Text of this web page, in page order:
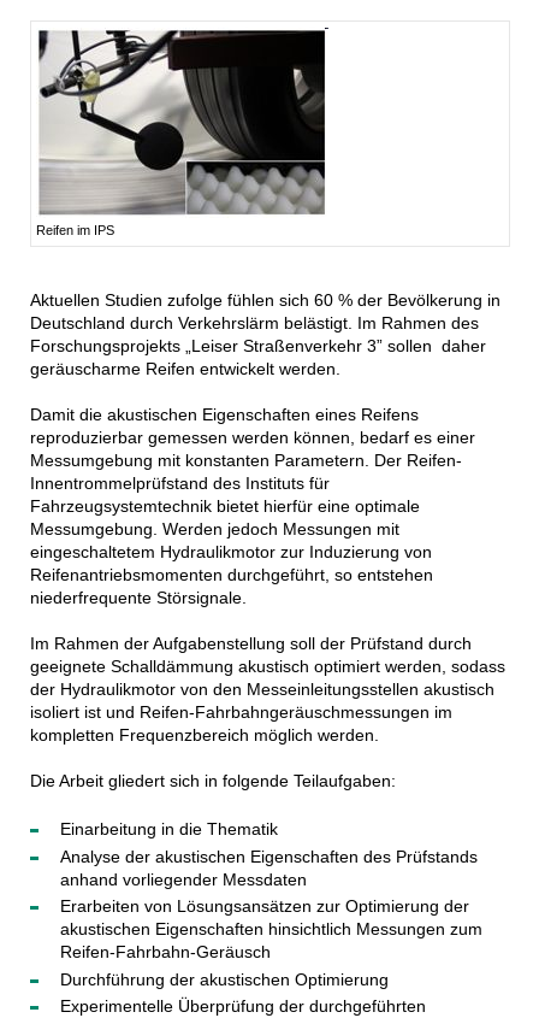
Reifen im IPS
Aktuellen Studien zufolge fühlen sich 60 % der Bevölkerung in
Deutschland durch Verkehrslärm belästigt. Im Rahmen des
Forschungsprojekts „Leiser Straßenverkehr 3” sollen daher
geräuscharme Reifen entwickelt werden.
Damit die akustischen Eigenschaften eines Reifens
reproduzierbar gemessen werden können, bedarf es einer
Messumgebung mit konstanten Parametern. Der Reifen-
Innentrommelprüfstand des Instituts für
Fahrzeugsystemtechnik bietet hierfür eine optimale
Messumgebung. Werden jedoch Messungen mit
eingeschaltetem Hydraulikmotor zur Induzierung von
Reifenantriebsmomenten durchgeführt, so entstehen
niederfrequente Störsignale.
Im Rahmen der Aufgabenstellung soll der Prüfstand durch
geeignete Schalldämmung akustisch optimiert werden, sodass
der Hydraulikmotor von den Messeinleitungsstellen akustisch
isoliert ist und Reifen-Fahrbahngeräuschmessungen im
kompletten Frequenzbereich möglich werden.
Die Arbeit gliedert sich in folgende Teilaufgaben:
Einarbeitung in die Thematik
Analyse der akustischen Eigenschaften des Prüfstands
anhand vorliegender Messdaten
Erarbeiten von Lösungsansätzen zur Optimierung der
akustischen Eigenschaften hinsichtlich Messungen zum
Reifen-Fahrbahn-Geräusch
Durchführung der akustischen Optimierung
Experimentelle Überprüfung der durchgeführten